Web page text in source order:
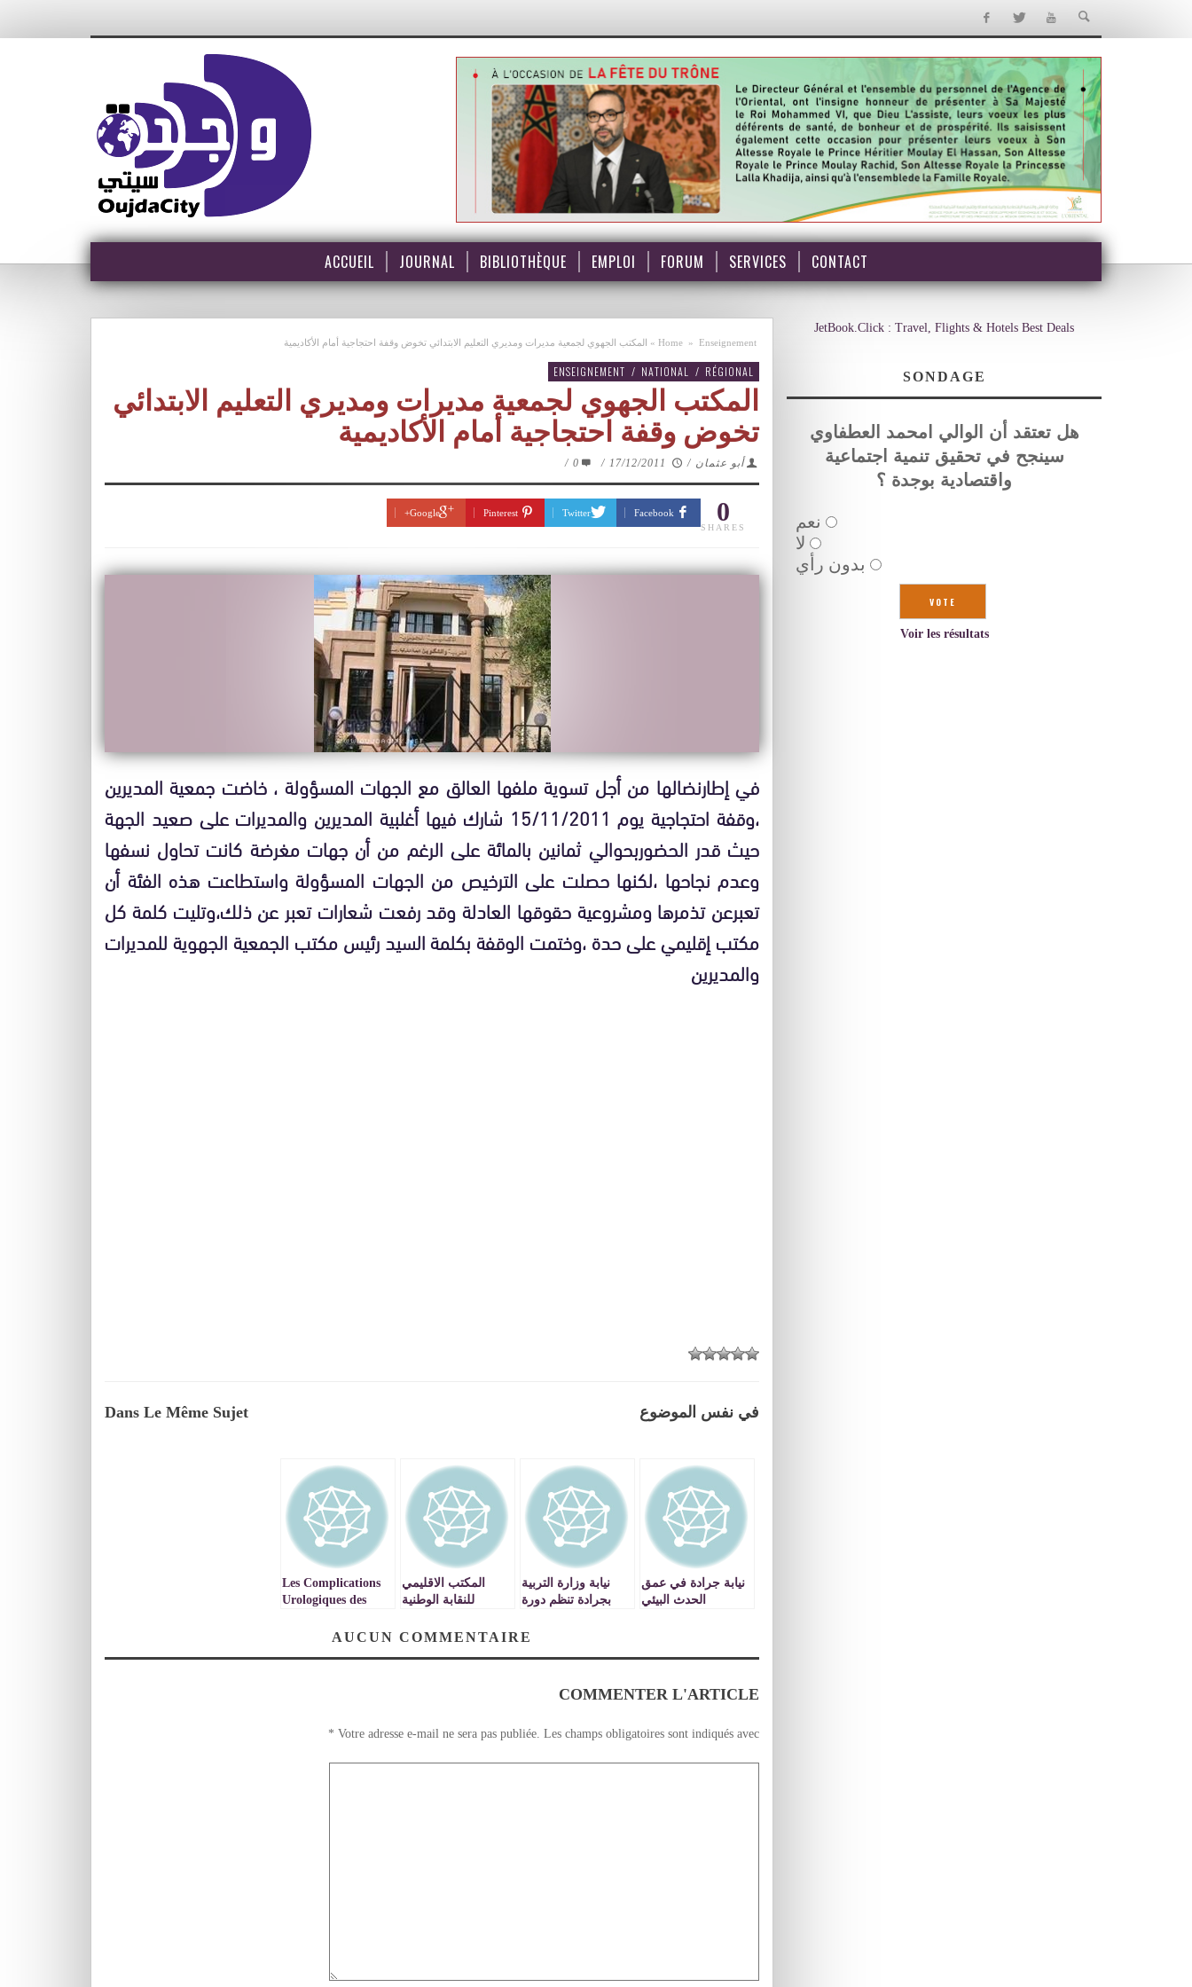
ACCUEIL JOURNAL BIBLIOTHÈQUE EMPLOI FORUM SERVICES CONTACT
Home » Enseignement
» المكتب الجهوي لجمعية مديرات ومديري التعليم الابتدائي تخوض وقفة احتجاجية أمام الأكاديمية
ENSEIGNEMENT / NATIONAL / RÉGIONAL
المكتب الجهوي لجمعية مديرات ومديري التعليم الابتدائي
تخوض وقفة احتجاجية أمام الأكاديمية
أبو عثمان /
17/12/2011
/
0
/
0
SHARES
Facebook
Twitter
Pinterest
Google+
في إطارنضالها من أجل تسوية ملفها العالق مع الجهات المسؤولة ، خاضت جمعية المديرين
،وقفة احتجاجية يوم 15/11/2011 شارك فيها أغلبية المديرين والمديرات على صعيد الجهة
حيث قدر الحضوربحوالي ثمانين بالمائة على الرغم من أن جهات مغرضة كانت تحاول نسفها
وعدم نجاحها ،لكنها حصلت على الترخيص من الجهات المسؤولة واستطاعت هذه الفئة أن
تعبرعن تذمرها ومشروعية حقوقها العادلة وقد رفعت شعارات تعبر عن ذلك،وتليت كلمة كل
مكتب إقليمي على حدة ،وختمت الوقفة بكلمة السيد رئيس مكتب الجمعية الجهوية للمديرات
والمديرين
Dans Le Même Sujet في نفس الموضوع
نيابة جرادة في عمق
الحدث البيئي
نيابة وزارة التربية
بجرادة تنظم دورة
الحد من ظاهرتي
المكتب الاقليمي
للنقابة الوطنية
بوجدة ينبه الى كل
Les Complications
Urologiques des
/ Pr . Ali BARKI –AUCUN COMMENTAIRE
COMMENTER L'ARTICLE
Votre adresse e-mail ne sera pas publiée. Les champs obligatoires sont indiqués avec
*
JetBook.Click : Travel, Flights & Hotels Best Deals
SONDAGE
هل تعتقد أن الوالي امحمد العطفاوي
سينجح في تحقيق تنمية اجتماعية
واقتصادية بوجدة ؟
نعم
لا
بدون رأي
Voir les résultats